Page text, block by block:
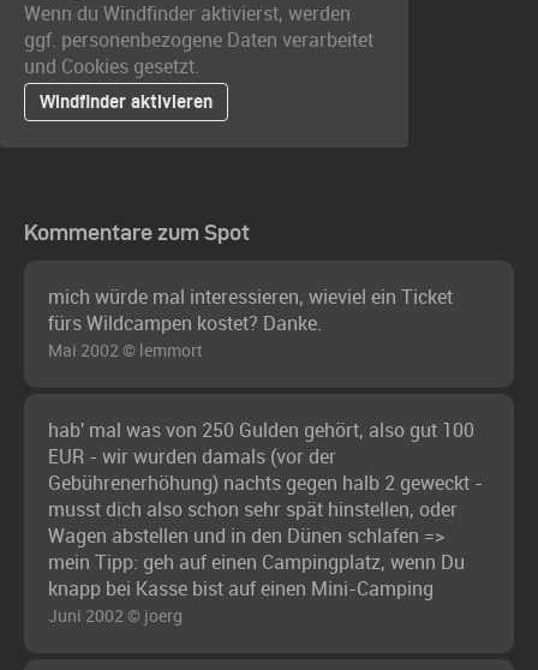
Wenn du Windfinder aktivierst, werden
ggf. personenbezogene Daten verarbeitet
und Cookies gesetzt.
Windfinder aktivieren
Kommentare zum Spot
mich würde mal interessieren, wieviel ein Ticket
fürs Wildcampen kostet? Danke.
Mai 2002 © lemmort
hab' mal was von 250 Gulden gehört, also gut 100
EUR - wir wurden damals (vor der
Gebührenerhöhung) nachts gegen halb 2 geweckt -
musst dich also schon sehr spät hinstellen, oder
Wagen abstellen und in den Dünen schlafen =>
mein Tipp: geh auf einen Campingplatz, wenn Du
knapp bei Kasse bist auf einen Mini-Camping
Juni 2002 © joerg